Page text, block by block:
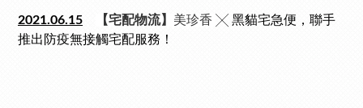
2021.06.15 【宅配物流】 美珍香 ╳ 黑貓宅急便，聯手
推出防疫無接觸宅配服務！